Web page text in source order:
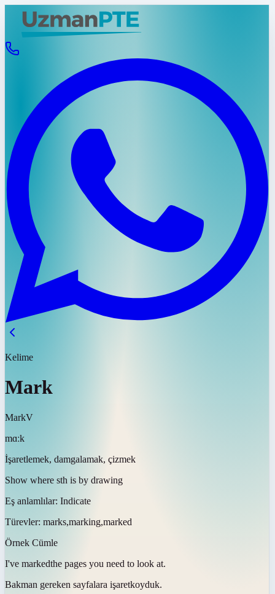
Kelime
Mark
MarkV
mɑːk
İşaretlemek, damgalamak, çizmek
Show where sth is by drawing
Eş anlamlılar: Indicate
Türevler: marks,marking,marked
Örnek Cümle
I've markedthe pages you need to look at.
Bakman gereken sayfalara işaretkoyduk.